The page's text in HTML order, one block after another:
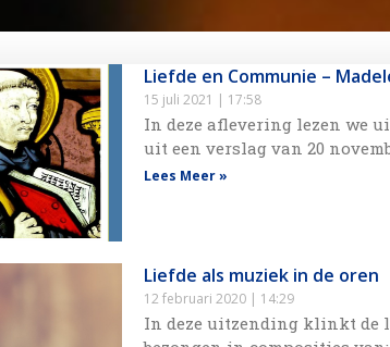
Liefde en Communie –
15 juli 2021 17:58
In deze aflevering lezen we
uit een verslag van 20
Lees Meer »
Liefde als muziek in de oren
12 februari 2020 14:29
In deze uitzending klinkt de